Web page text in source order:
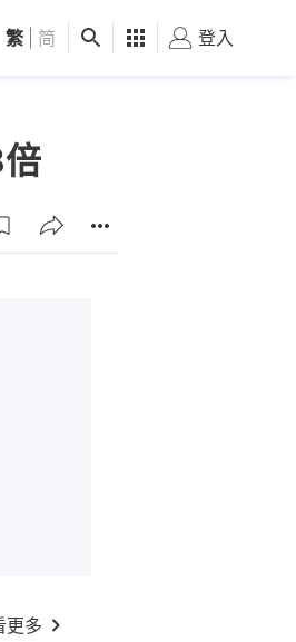
觀點 健康 好食玩飛
繁 简 登入
更多